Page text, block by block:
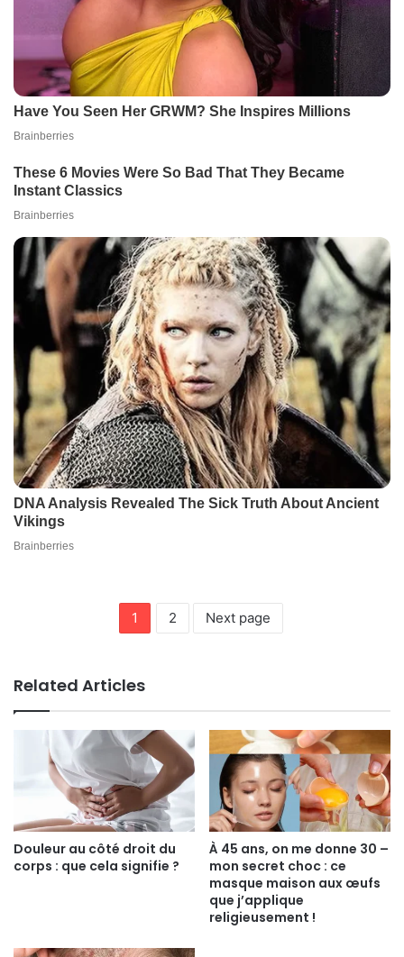
1 2 Next page
Related Articles
Douleur au côté droit du
corps : que cela signifie ?
À 45 ans, on me donne 30 –
mon secret choc : ce
masque maison aux œufs
que j’applique
religieusement !